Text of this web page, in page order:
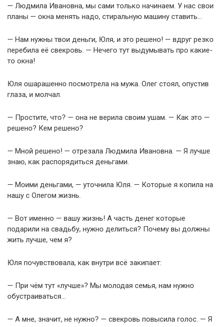
— Людмила Ивановна, мы сами только начинаем. У нас свои
планы — окна менять надо, стиральную машину ставить…
— Нам нужны твои деньги, Юля, и это решено! — вдруг резко
перебила её свекровь. — Нечего тут выдумывать про какие-
то окна!
Юля ошарашенно посмотрела на мужа. Олег стоял, опустив
глаза, и молчал.
— Простите, что? — она не верила своим ушам. — Как это —
решено? Кем решено?
— Мной решено! — отрезала Людмила Ивановна. — Я лучше
знаю, как распорядиться деньгами.
— Моими деньгами, — уточнила Юля. — Которые я копила на
нашу с Олегом жизнь.
— Вот именно — вашу жизнь! А часть денег которые
подарили на свадьбу, нужно делиться? Почему вы должны
жить лучше, чем я?
Юля почувствовала, как внутри всё закипает:
— При чём тут «лучше»? Мы молодая семья, нам нужно
обустраиваться…
— А мне, значит, не нужно? — свекровь повысила голос. — Я